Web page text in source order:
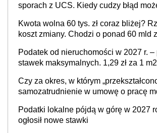
sporach z UCS. Kiedy cudzy błąd
Kwota wolna 60 tys. zł coraz bliżej?
koszt zmiany. Chodzi o ponad 60 mld
Podatek od nieruchomości w 2027 r. –
stawek maksymalnych. 1,29 zł za 1
prowadzeniem działalności
Czy za okres, w którym
samozatrudnienie w umowę o pracę
cywilnoprawnej jedynym racjonalnym
Podatki lokalne pójdą w górę w 2027
ogłosił nowe stawki